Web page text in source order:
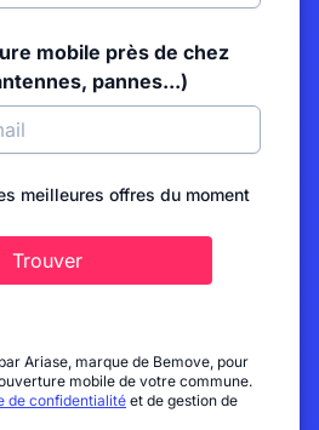
mobile près de chez
pannes...)
meilleures offres du moment
Trouver
Ariase, marque de Bemove, pour
mobile de votre commune.
de confidentialité et de gestion de